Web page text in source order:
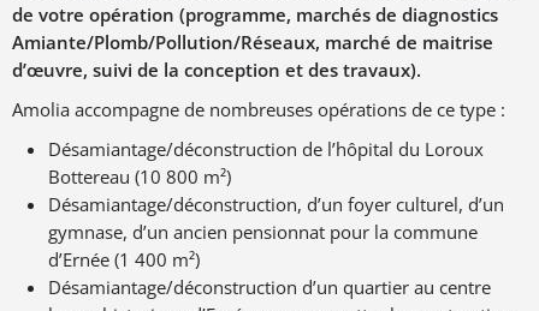
de votre opération (programme, marchés de diagnostics
Amiante/Plomb/Pollution/Réseaux, marché de maitrise
d’œuvre, suivi de la conception et des travaux).
Amolia accompagne de nombreuses opérations de ce type :
Désamiantage/déconstruction de l’hôpital du Loroux
Bottereau (10 800 m²)
Désamiantage/déconstruction, d’un foyer culturel, d’un
gymnase, d’un ancien pensionnat pour la commune
d’Ernée (1 400 m²)
Désamiantage/déconstruction d’un quartier au centre